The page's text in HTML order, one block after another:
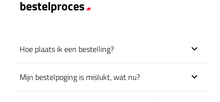
bestelproces
Hoe plaats ik een bestelling?
Klik om uit te klappen
Mijn bestelpoging is mislukt, wat nu?
Klik om uit te klappen